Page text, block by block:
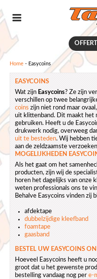
Home - Easycoins
EASYCOINS
Wat zijn Easycoins? Ze zijn
verschillen op twee
coins zijn niet rond maar
uit klittenband. Dit maakt het
gebruiken. Heeft u de
drukwerk nodig, overweeg
uit te besteden. Wij hebben
aan de zeldzaamste
MOGELIJKHEDEN
Als het gaat om het
producten, zijn wij de
horen het dagelijks van onze
weten professionals ons te
Behalve Easycoins vinden zij
afdektape
dubbelzijdige kleefband
foamtape
gaasband
BESTEL UW EASYCOINS
Hoeveel Easycoins heeft u
groot dat u het gewenste
bestelling vandaag nog per e-